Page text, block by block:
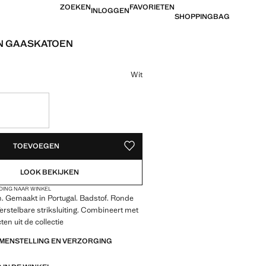
ZOEKENINLOGGENFAVORIETEN
SHOPPINGBAG
GAASKATOEN
12,99 ]
Wit
TOEVOEGEN OPSLAAN ALS FAVORIET
LOOK BEKIJKEN
NAAR WINKEL
Gemaakt in Portugal. Badstof. Ronde
striksluiting. Combineert met
uit de collectie
EN VERZORGING